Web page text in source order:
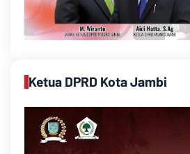
Ketua DPRD Kota Jambi